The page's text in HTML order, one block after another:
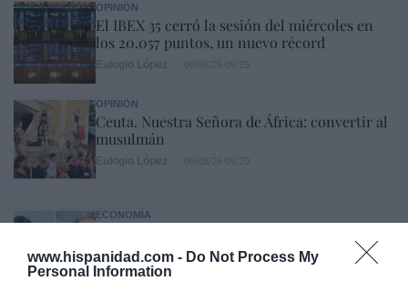
www.hispanidad.com - Do Not Process My
Personal Information
OPINIÓN
El IBEX 35 cerró la sesión del miércoles en
los 20.057 puntos, un nuevo récord
OPINIÓN
Ceuta. Nuestra Señora de África: convertir al
musulmán
ECONOMÍA
en la décima banquera de EEUU, tras cerrar,
por fin, la compra de Webster Bank